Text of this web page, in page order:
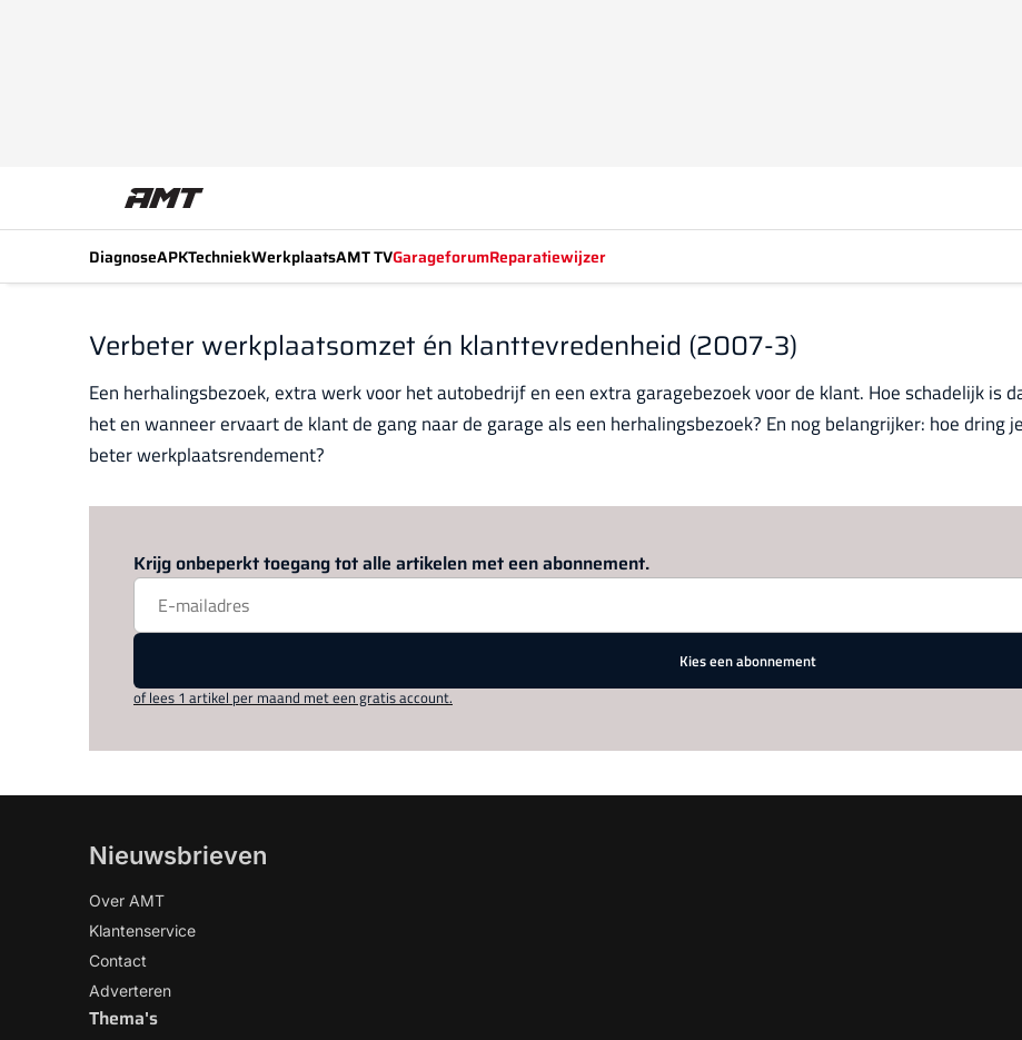
DiagnoseAPKTechniekWerkplaatsAMT TVGarageforumReparatiewijzer
Verbeter werkplaatsomzet én klanttevredenheid (2007-3)
Een herhalingsbezoek, extra werk voor het autobedrijf en een extra garagebezoek voor de klant. Hoe schadelijk is
het en wanneer ervaart de klant de gang naar de garage als een herhalingsbezoek? En nog belangrijker: hoe dring
beter werkplaatsrendement?
Krijg onbeperkt toegang tot alle artikelen met een abonnement.
Kies een abonnement
of lees 1 artikel per maand met een gratis account.
Nieuwsbrieven
Over AMT
Klantenservice
Contact
Adverteren
Thema's